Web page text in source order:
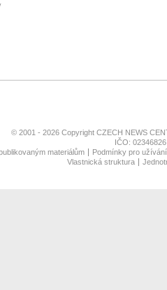
© 2001 - 2026 Copyright CZECH NEWS
IČO:
materiálům
Podmínky pro
Vlastnická struktura